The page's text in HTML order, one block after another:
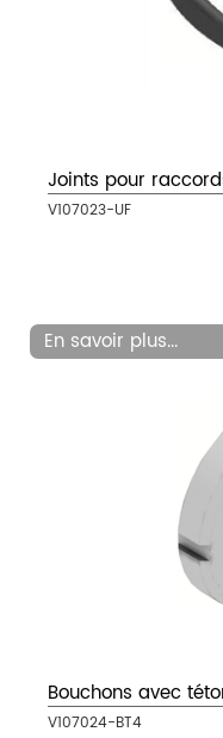
Joints pour
V107023-UF
En savoir plus...
Bouchons avec
V107024-BT4